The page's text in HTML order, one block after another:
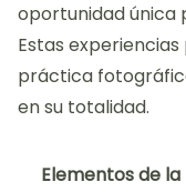
oportunidad única
Estas
práctica
en su totalidad.
Elementos de la